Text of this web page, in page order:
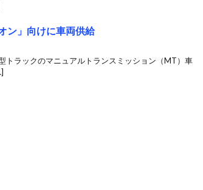
ン」向けに車両供給
トラックのマニュアルトランスミッション（MT）車